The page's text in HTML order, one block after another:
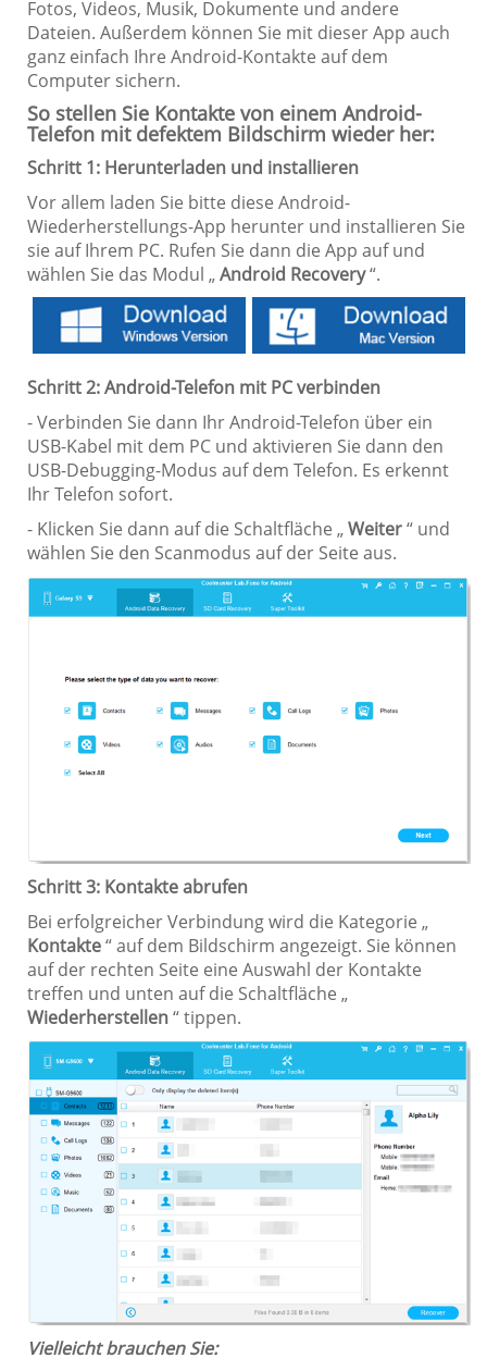
Fotos, Videos, Musik, Dokumente und andere
Dateien. Außerdem können Sie mit dieser App auch
ganz einfach Ihre Android-Kontakte auf dem
Computer sichern.
So stellen Sie Kontakte von einem Android-
Telefon mit defektem Bildschirm wieder her:
Schritt 1: Herunterladen und installieren
Vor allem laden Sie bitte diese Android-
Wiederherstellungs-App herunter und installieren Sie
sie auf Ihrem PC. Rufen Sie dann die App auf und
wählen Sie das Modul „Android Recovery“.
Schritt 2: Android-Telefon mit PC verbinden
- Verbinden Sie dann Ihr Android-Telefon über ein
USB-Kabel mit dem PC und aktivieren Sie dann den
USB-Debugging-Modus auf dem Telefon. Es erkennt
Ihr Telefon sofort.
- Klicken Sie dann auf die Schaltfläche „Weiter“ und
wählen Sie den Scanmodus auf der Seite aus.
Schritt 3: Kontakte abrufen
Bei erfolgreicher Verbindung wird die Kategorie „
Kontakte“ auf dem Bildschirm angezeigt. Sie können
auf der rechten Seite eine Auswahl der Kontakte
treffen und unten auf die Schaltfläche „
Wiederherstellen“ tippen.
Vielleicht brauchen Sie: